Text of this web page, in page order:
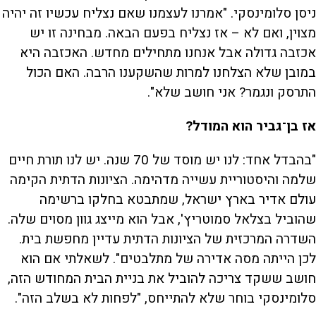
ניסן סלומינסקי. "אמרנו לעצמנו שאם נצליח עכשיו זה יהיה
מצוין, ואם לא – אז נצליח בפעם הבאה. מבחינה זו יש
אכזבה גדולה אבל אנחנו מתחילים מחדש. האכזבה היא
במובן שלא הצלחנו למרות שהשקענו הרבה. האם הכול
התרסק ונגמר? אני חושב שלא".
אז בן־גביר הוא המודל?
"בהבדל אחד: לנו יש מוסד של 70 שנה. יש לנו תורת חיים
שלמה והיסטוריית עשייה מדהימה. הציונות הדתית הקימה
עולם אדיר בארץ ישראל, שמתבטא בחלקו ברשימה
שהוביל בצלאל סמוטריץ', אבל הוא מייצג גוון מסוים שלה.
השדרה המרכזית של הציונות הדתית עדיין מחפשת בית.
לכן הייתה מסה אדירה של מתלבטים". לשאלתי אם הוא
חושב ששקד צריכה להוביל את בניית הבית המחודש הזה,
סלומינסקי בוחר שלא להתייחס, "לפחות לא בשלב הזה".